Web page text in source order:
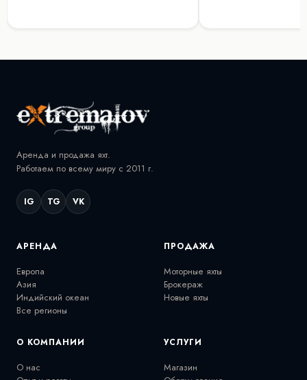
Аренда и продажа яхт.
Работаем по всему миру с 2011 г.
IG TG VK
АРЕНДА
Европа
Азия
Индийский океан
Все регионы
ПРОДАЖА
Моторные яхты
Брокераж
Новые яхты
О КОМПАНИИ
О нас
УСЛУГИ
Магазин